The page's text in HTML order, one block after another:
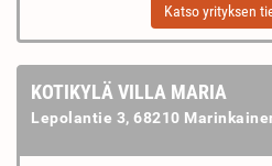
Katso yrityksen
KOTIKYLÄ VILLA MARIA
Lepolantie 3, 68210